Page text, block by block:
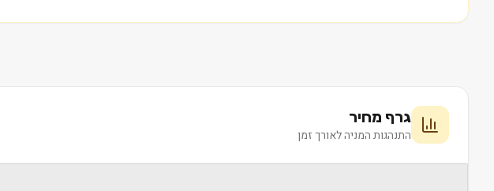
גרף מחיר
התנהגות המניה לאורך זמן